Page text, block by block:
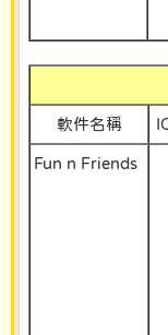
軟件名稱
Fun n Friends